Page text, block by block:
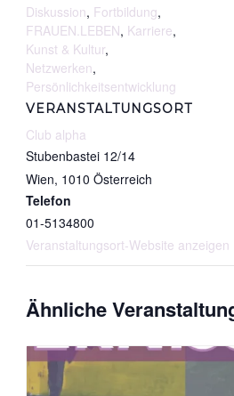
Diskussion, Fortbildung,
FRAUEN.LEBEN, Karriere,
Kunst & Kultur,
Netzwerken,
Persönlichkeitsentwicklung
VERANSTALTUNGSORT
Club alpha
Stubenbastei 12/14
Wien, 1010 Österreich
Telefon
01-5134800
Veranstaltungsort-Website anzeigen
Ähnliche